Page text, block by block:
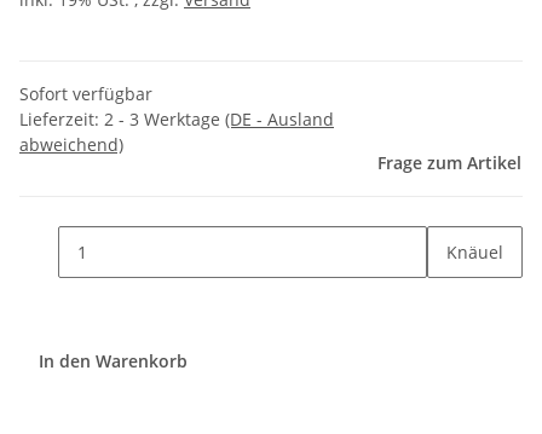
Sofort verfügbar
Lieferzeit: 2 - 3 Werktage (DE - Ausland
abweichend)
Frage zum Artikel
Knäuel
In den Warenkorb